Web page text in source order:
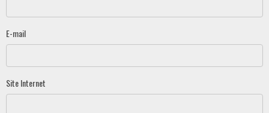
E-mail
Site Internet